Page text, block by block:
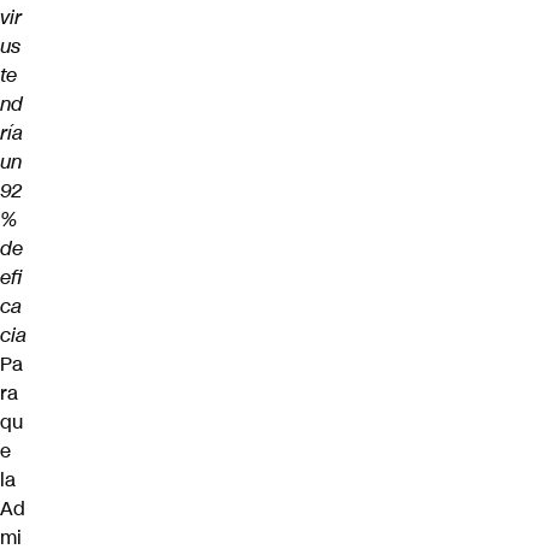
vir
us
te
nd
ría
un
92
%
de
efi
ca
cia
Pa
ra
qu
e
la
Ad
mi